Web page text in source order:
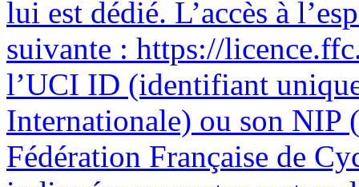
lui est dédié. L’accès à
suivante : https://
l’UCI ID (identifiant
Internationale) ou son NIP
Fédération Française de